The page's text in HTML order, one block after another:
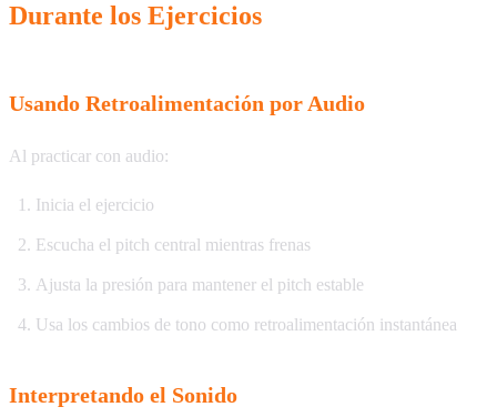
Durante los Ejercicios
Usando Retroalimentación por Audio
Al practicar con audio:
Inicia el ejercicio
Escucha el pitch central mientras frenas
Ajusta la presión para mantener el pitch estable
Usa los cambios de tono como retroalimentación instantánea
Interpretando el Sonido